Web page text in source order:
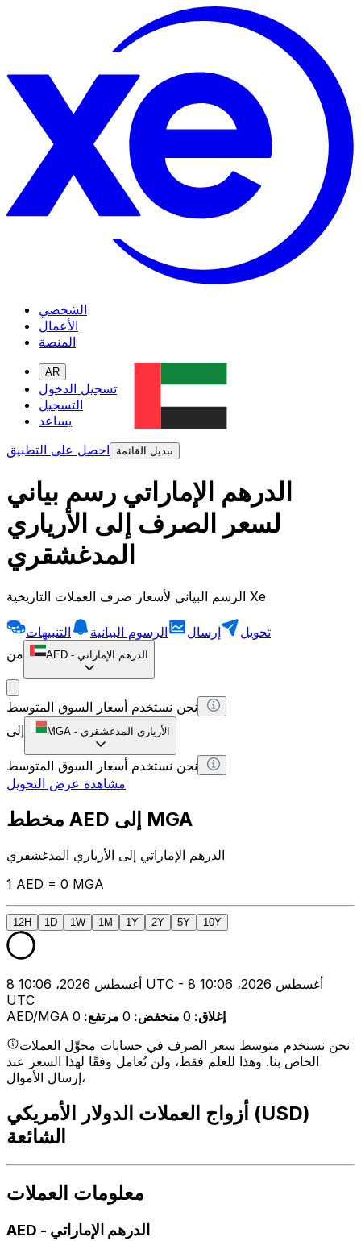
الشخصي
الأعمال
المنصة
AR
تسجيل الدخول
التسجيل
يساعد
احصل على التطبيق
تبديل القائمة
الدرهم الإماراتي رسم بياني
لسعر الصرف إلى الأرياري
المدغشقري
الرسم البياني لأسعار صرف العملات التاريخية Xe
تحويل إرسال الرسوم البيانية
التنبيهات
من
AED - الدرهم الإماراتي
نحن نستخدم أسعار السوق المتوسط
إلى
MGA - الأرياري المدغشقري
نحن نستخدم أسعار السوق المتوسط
مشاهدة عرض التحويل
مخطط AED إلى MGA
الدرهم الإماراتي إلى الأرياري المدغشقري
1 AED = 0 MGA
12H 1D 1W 1M 1Y 2Y 5Y 10Y
8 أغسطس 2026، 10:06 UTC - 8 أغسطس 2026، 10:06
UTC
AED/MGA
إغلاق:
0 منخفض:
0 مرتفع:
0
نحن نستخدم متوسط سعر الصرف في حسابات محوِّل العملات
الخاص بنا. وهذا للعلم فقط، ولن تُعامل وفقًا لهذا السعر عند
إرسال الأموال،
أزواج العملات الدولار الأمريكي (USD)
الشائعة
معلومات العملات
AED - الدرهم الإماراتي